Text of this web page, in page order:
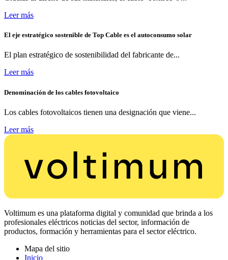
Leer más
El eje estratégico sostenible de Top Cable es el autoconsumo solar
El plan estratégico de sostenibilidad del fabricante de...
Leer más
Denominación de los cables fotovoltaico
Los cables fotovoltaicos tienen una designación que viene...
Leer más
Voltimum es una plataforma digital y comunidad que brinda a los
profesionales eléctricos noticias del sector, información de
productos, formación y herramientas para el sector eléctrico.
Mapa del sitio
Inicio